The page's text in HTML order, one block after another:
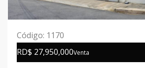
Código: 1170
RD$ 27,950,000Venta